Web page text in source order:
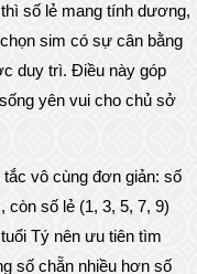
số lẻ mang tính dương,
sim có sự cân bằng
duy trì. Điều này góp
yên vui cho chủ sở
vô cùng đơn giản: số
còn số lẻ (1, 3, 5, 7, 9)
Tý nên ưu tiên tìm
số chẵn nhiều hơn số